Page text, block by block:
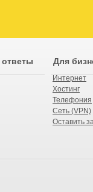
Для
Интернет
Хостинг
Телефония
Сеть (VPN)
Оставить